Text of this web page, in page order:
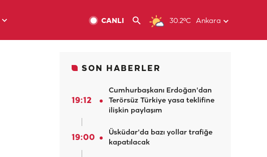
30.2ºC Ankara
CANLI
SON HABERLER
19:12
Cumhurbaşkanı Erdoğan'dan
Terörsüz Türkiye yasa teklifine
ilişkin paylaşım
19:00
Üsküdar'da bazı yollar trafiğe
kapatılacak